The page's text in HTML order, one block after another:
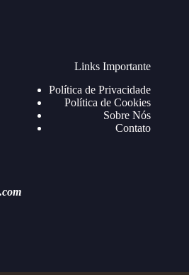
Links Importante
Política de Privacidade
Política de Cookies
Sobre Nós
Contato